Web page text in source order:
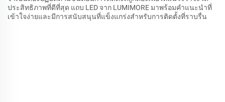
ประสิทธิภาพที่ดีที่สุด แถบ LED จาก LUMIMORE มาพร้อมคำแนะนำที่
เข้าใจง่ายและมีการสนับสนุนที่แข็งแกร่งสำหรับการติดตั้งที่ราบรื่น